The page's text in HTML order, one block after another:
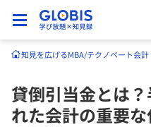
知見を広げるMBA/テクノベート会計
貸倒引当金とは
れた会計の重要